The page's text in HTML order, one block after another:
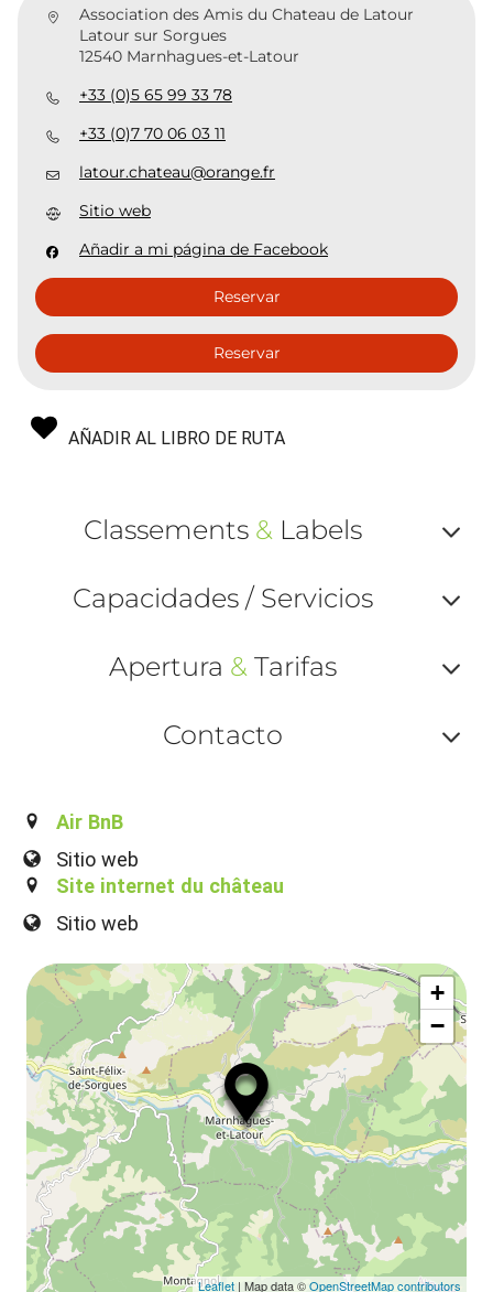
Association des Amis du Chateau de Latour
Latour sur Sorgues
12540 Marnhagues-et-Latour
+33 (0)5 65 99 33 78
+33 (0)7 70 06 03 11
latour.chateau@orange.fr
Sitio web
Añadir a mi página de Facebook
Reservar
Reservar
AÑADIR AL LIBRO DE RUTA
Classements &Labels
ou
Capacidades / Servicios
ou
Apertura &Tarifas
ou
Contacto
Air BnB
Sitio web
Site internet du château
Sitio web
+
−
Leaflet | Map data ©OpenStreetMap contributors